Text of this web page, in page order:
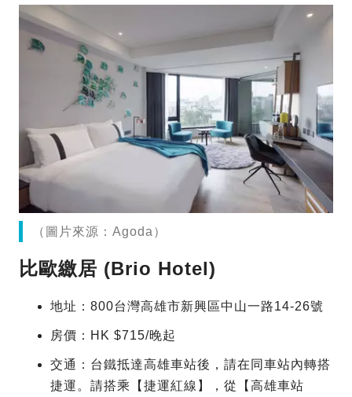
（圖片來源：Agoda）
比歐繳居 (Brio Hotel)
地址：800台灣高雄市新興區中山一路14-26號
房價：HK $715/晚起
交通：台鐵抵達高雄車站後，請在同車站內轉搭
捷運。請搭乘【捷運紅線】，從【高雄車站